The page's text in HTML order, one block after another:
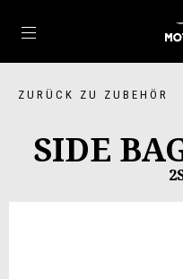
ZURÜCK ZU ZUBEHÖR
SIDE